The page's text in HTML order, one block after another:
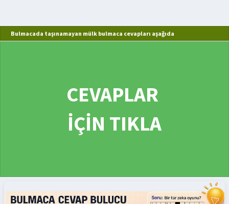
Bulmacada taşınamayan mülk bulmaca cevapları aşağıda
CEVAPLAR
İÇİN TIKLA